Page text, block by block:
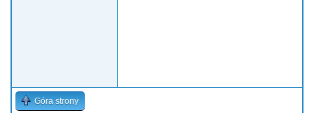
Góra strony